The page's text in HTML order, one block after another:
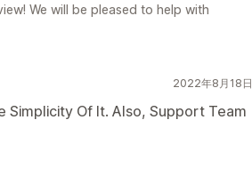
We will be pleased to help with
2022年8月18日
Simplicity Of It. Also, Support Team